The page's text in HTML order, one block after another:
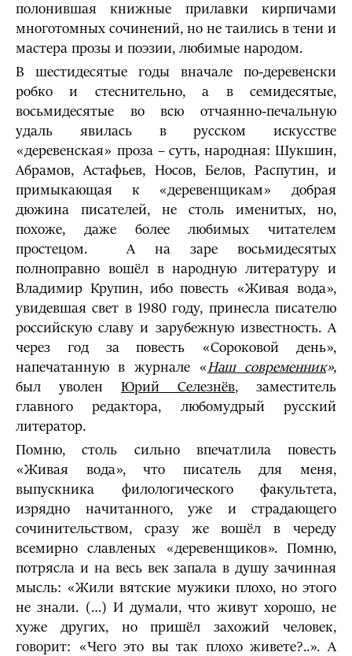
полонившая книжные прилавки кирпичами
многотомных сочинений, но не таились в тени и
мастера прозы и поэзии, любимые народом.
В шестидесятые годы вначале по-деревенски
робко и стеснительно, а в семидесятые,
восьмидесятые во всю отчаянно-печальную
удаль явилась в русском искусстве
«деревенская» проза – суть, народная: Шукшин,
Абрамов, Астафьев, Носов, Белов, Распутин, и
примыкающая к «деревенщикам» добрая
дюжина писателей, не столь именитых, но,
похоже, даже более любимых читателем
простецом. А на заре восьмидесятых
полноправно вошёл в народную литературу и
Владимир Крупин, ибо повесть «Живая вода»,
увидевшая свет в 1980 году, принесла писателю
российскую славу и зарубежную известность. А
через год за повесть «Сороковой день»,
напечатанную в журнале «Наш современник»,
был уволен Юрий Селезнёв, заместитель
главного редактора, любомудрый русский
литератор.
Помню, столь сильно впечатлила повесть
«Живая вода», что писатель для меня,
выпускника филологического факультета,
изрядно начитанного, уже и страдающего
сочинительством, сразу же вошёл в череду
всемирно славленых «деревенщиков». Помню,
потрясла и на весь век запала в душу зачинная
мысль: «Жили вятские мужики плохо, но этого
не знали. (…) И думали, что живут хорошо, не
хуже других, но пришёл захожий человек,
говорит: «Чего это вы так плохо живете?..». А